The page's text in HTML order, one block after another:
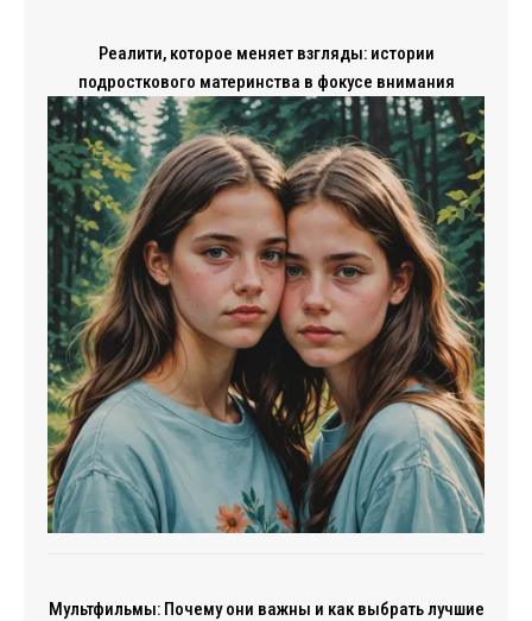
Реалити, которое меняет взгляды: истории
подросткового материнства в фокусе внимания
Мультфильмы: Почему они важны и как выбрать лучшие